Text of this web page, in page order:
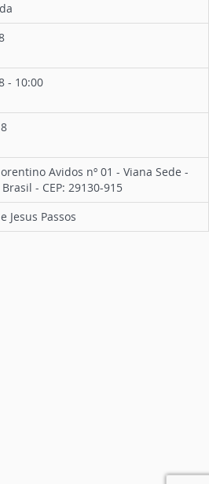
- 10:00
Avidos nº 01 - Viana Sede -
- CEP: 29130-915
Jesus Passos